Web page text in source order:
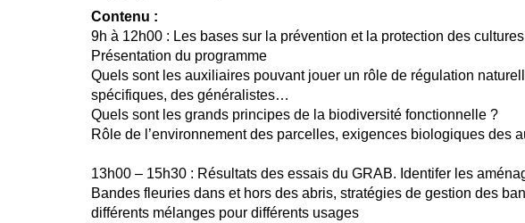
Contenu :
9h à 12h00 : Les bases sur la prévention et la protection des
Présentation du programme
Quels sont les auxiliaires pouvant jouer un rôle de régulation
spécifiques, des généralistes…
Quels sont les grands principes de la biodiversité fonctionnelle ?
Rôle de l’environnement des parcelles, exigences biologiques des
13h00 – 15h30 : Résultats des essais du GRAB. Identifer les
Bandes fleuries dans et hors des abris, stratégies de gestion des
différents mélanges pour différents usages